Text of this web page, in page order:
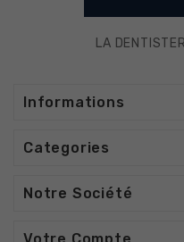
LA
Informations
Categories
Notre Société